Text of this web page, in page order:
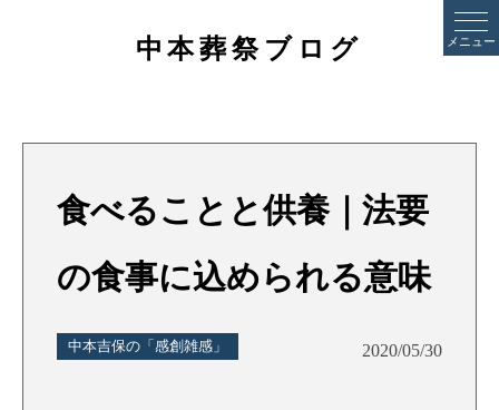
メニュー
中本葬祭ブログ
食べることと供養｜法要
の食事に込められる意味
中本吉保の「感創雑感」 2020/05/30